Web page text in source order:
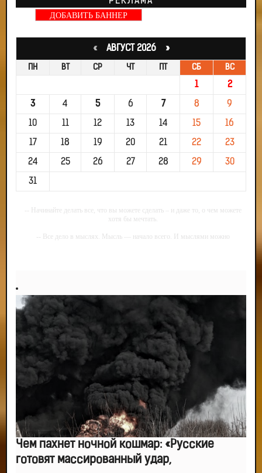
ДОБАВИТЬ БАННЕР
«АВГУСТ 2026 »
ПН ВТ СР ЧТ ПТ СБ ВС
1 2
3 4 5 6 7 8 9
10 11 12 13 14 15 16
17 18 19 20 21 22 23
24 25 26 27 28 29 30
31
-- Начинайте делать все, что вы можете сделать – и даже то, о чем можете
хотя бы мечтать.
-- Все дело в мыслях. Мысль — начало всего. И мыслями можно
-- Самое большое богатство — это ум. Самая большая нищета — глупость.
Из всех страхов самый пугающий — самолюбование.
-- Лучшее, что можно сделать с хорошим советом, это пропустить его
мимо ушей. Он никогда не бывает полезен никому, кроме того, кто его дал.
-- Люблю давать советы и очень не люблю, когда их дают мне.
Чем пахнет ночной кошмар: «Русские
готовят массированный удар,